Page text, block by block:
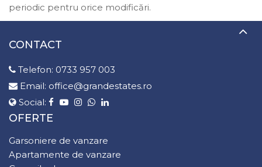
periodic pentru orice modificări.
CONTACT
Telefon: 0733 957 003
Email: office@grandestates.ro
Social:
OFERTE
Garsoniere de vanzare
Apartamente de vanzare